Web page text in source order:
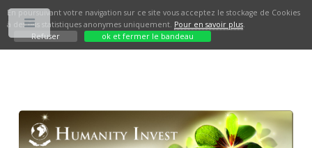
En poursuivant votre navigation sur ce site vous acceptez le stockage de Cookies
à des fins statistiques anonymes uniquement. Pour en savoir plus.
Refuser
ok et fermer le bandeau
Toggle